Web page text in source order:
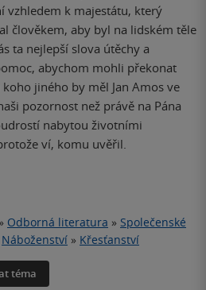
vzhledem k majestátu, který
člověkem, aby byl na lidském těle
ta nejlepší slova útěchy a
abychom mohli překonat
jiného by měl Jan Amos ve
pozornost než právě na Pána
nabytou životními
ví, komu uvěřil.
» Odborná literatura » Společenské
Náboženství » Křesťanství
téma